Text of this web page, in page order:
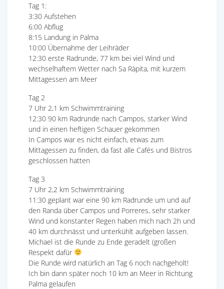
Tag 1:
3:30 Aufstehen
6:00 Abflug
8:15 Landung in Palma
10:00 Übernahme der Leihräder
12:30 erste Radrunde, 77 km bei viel Wind und
wechselhaftem Wetter nach Sa Ràpita, mit kurzem
Mittagessen am Meer
Tag 2
7 Uhr 2,1 km Schwimmtraining
12:30 90 km Radrunde nach Campos, starker Wind
und in einen heftigen Schauer gekommen
In Campos war es nicht einfach, etwas zum
Mittagessen zu finden, da fast alle Cafés und Bistros
geschlossen hatten
Tag 3
7 Uhr 2,2 km Schwimmtraining
11:30 geplant war eine 90 km Radrunde um und auf
den Randa über Campos und Porreres, sehr starker
Wind und konstanter Regen haben mich nach 2h und
40 km durchnässt und unterkühlt aufgeben lassen.
Michael ist die Runde zu Ende geradelt (großen
Respekt dafür
Die Runde wird natürlich an Tag 6 noch nachgeholt!
Ich bin dann später noch 10 km an Meer in Richtung
Palma gelaufen